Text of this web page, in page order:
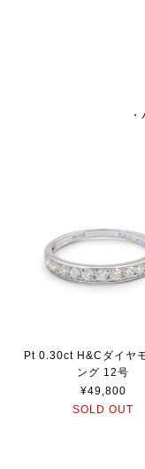
Pt 0.30ct H&Cダイヤ
ング 12号
¥49,800
SOLD OUT